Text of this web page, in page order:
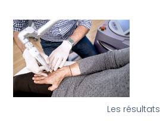
Les résultats